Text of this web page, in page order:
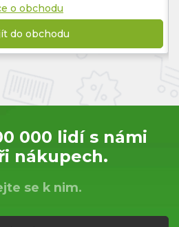
o obchodu
do obchodu
000 lidí s námi
nákupech.
se k nim.